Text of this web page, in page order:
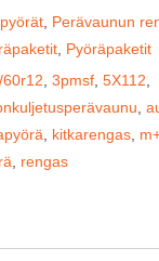
Perävaunun
Pyöräpaketit
60r12 3pmsf 5X112
kitkarengas
rengas